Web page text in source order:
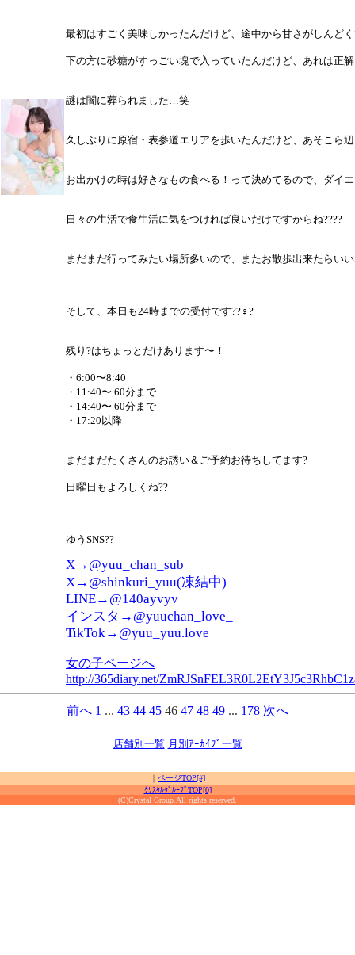
最初はすごく美味しかったんだけど、途中から甘さがしんど
下の方に砂糖がすっごい塊で入っていたんだけど、あれは正
謎は闇に葬られました…笑
久しぶりに原宿・表参道エリアを歩いたんだけど、あそこら
お出かけの時は好きなもの食べる！って決めてるので、ダイ
日々の生活で食生活に気をつければ良いだけですからね????
まだまだ行ってみたい場所多いので、またお散歩出来たらい
そして、本日も24時までの受付です??♀?
残り?はちょっとだけあります〜！
・6:00〜8:40
・11:40〜 60分まで
・14:40〜 60分まで
・17:20以降
まだまだたくさんのお誘い＆ご予約お待ちしてます?
日曜日もよろしくね??
ゆうSNS??
X→@yuu_chan_sub
X→@shinkuri_yuu(凍結中)
LINE→@140ayvyv
インスタ→@yuuchan_love_
TikTok→@yuu_yuu.love
女の子ページへ
http://365diary.net/
前へ 1 ... 43 44 45 46 47 48 49 ... 178 次へ
店舗別一覧 月別ｱｰｶｲﾌﾞ一覧
｜ ページTOP[#]
ｸﾘｽﾀﾙｸﾞﾙｰﾌﾟTOP[0]
(C)Crystal Group.All rights reserved.